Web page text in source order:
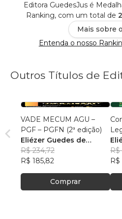
Editora GuedesJus é
Ranking, com um total de
Mais sobre
Entenda o nosso
Outros Títulos de
VADE MECUM AGU –
PGF – PGFN (2ª edição)
Eliézer Guedes de
Oliveira Junior
R$ 234,72
R$ 185,82
Comprar
R$
R$